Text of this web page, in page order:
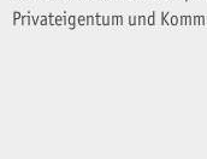
Privateigentum und